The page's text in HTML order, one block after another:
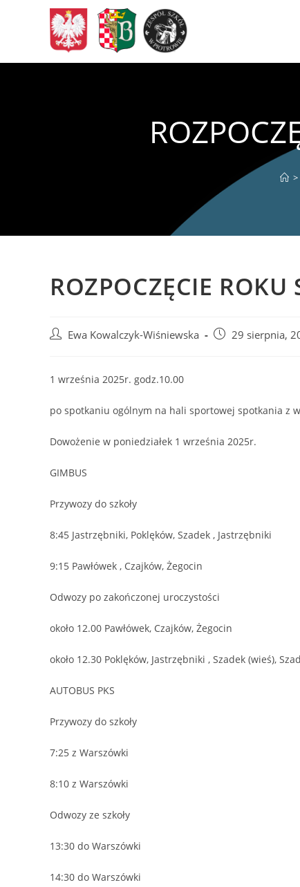
>
ROZPOCZĘCIE
Post Ewa Kowalczyk-Wiśniewska
Post 29 sierpnia,
1 września 2025r. godz.10.00
po spotkaniu ogólnym na hali sportowej spotkania z
Dowożenie w poniedziałek 1 września 2025r.
GIMBUS
Przywozy do szkoły
8:45 Jastrzębniki, Poklęków, Szadek , Jastrzębniki
9:15 Pawłówek , Czajków, Żegocin
Odwozy po zakończonej uroczystości
około 12.00 Pawłówek, Czajków, Żegocin
około 12.30 Poklęków, Jastrzębniki , Szadek (wieś),
AUTOBUS PKS
Przywozy do szkoły
7:25 z Warszówki
8:10 z Warszówki
Odwozy ze szkoły
13:30 do Warszówki
14:30 do Warszówki